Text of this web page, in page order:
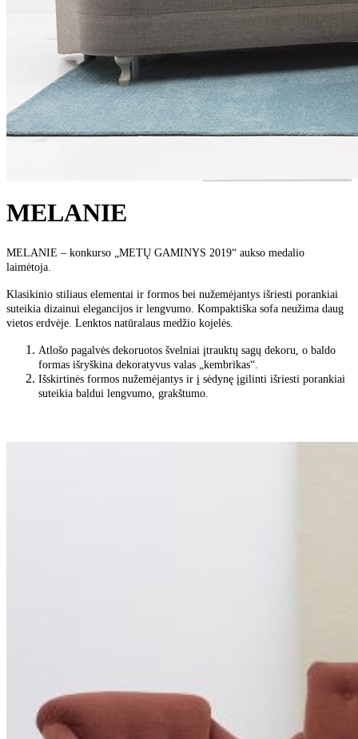
MELANIE
MELANIE – konkurso „METŲ GAMINYS 2019“ aukso medalio
laimėtoja.
Klasikinio stiliaus elementai ir formos bei nužemėjantys išriesti porankiai
suteikia dizainui elegancijos ir lengvumo. Kompaktiška sofa neužima daug
vietos erdvėje. Lenktos natūralaus medžio kojelės.
Atlošo pagalvės dekoruotos švelniai įtrauktų sagų dekoru, o baldo
formas išryškina dekoratyvus valas „kembrikas“.
Išskirtinės formos nužemėjantys ir į sėdynę įgilinti išriesti porankiai
suteikia baldui lengvumo, grakštumo.